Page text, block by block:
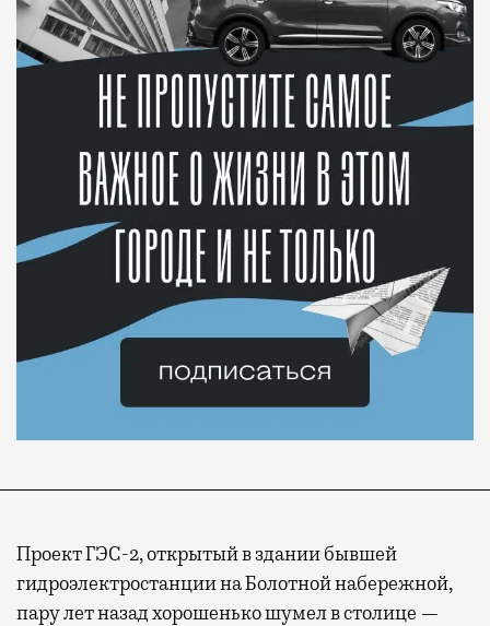
Проект ГЭС-2, открытый в здании бывшей
гидроэлектростанции на Болотной набережной,
пару лет назад хорошенько шумел в столице —